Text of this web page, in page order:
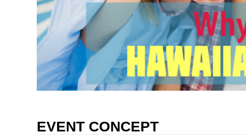
EVENT CONCEPT